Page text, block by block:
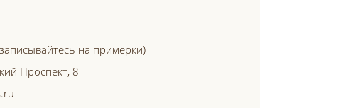
на примерки)
Проспект, 8